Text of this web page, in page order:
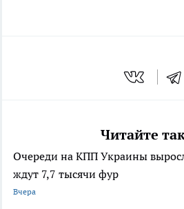
Читайте
Очереди на КПП Украины
ждут 7,7 тысячи фур
Вчера